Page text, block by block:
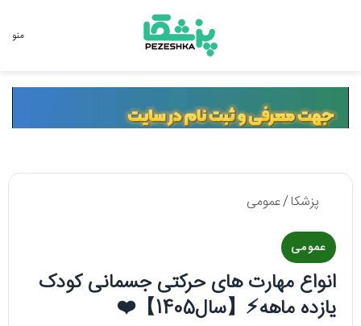
منو
پزشکا/عمومی
عمومی
انواع مهارت‌ های حرکتی جسمانی کودک
یازده‌ ماهه⚡️【سال1405】❤️